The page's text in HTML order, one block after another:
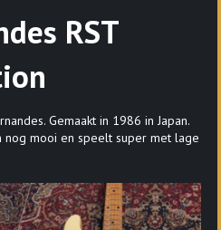
RST
Gemaakt in 1986 in Japan.
nog mooi en speelt super met lage